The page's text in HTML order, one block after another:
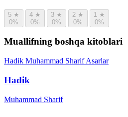
5 ★
0%
4 ★
0%
3 ★
0%
2 ★
0%
1 ★
0%
Muallifning boshqa kitoblari
Hadik Muhammad Sharif Asarlar
Hadik
Muhammad Sharif